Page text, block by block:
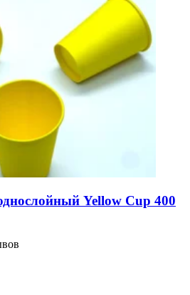
Yellow Cup 400